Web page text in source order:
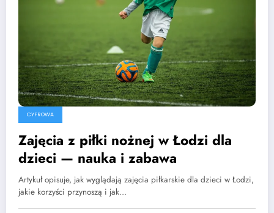
CYFROWA
Zajęcia z piłki nożnej w Łodzi dla
dzieci — nauka i zabawa
Artykuł opisuje, jak wyglądają zajęcia piłkarskie dla dzieci w Łodzi,
jakie korzyści przynoszą i jak…